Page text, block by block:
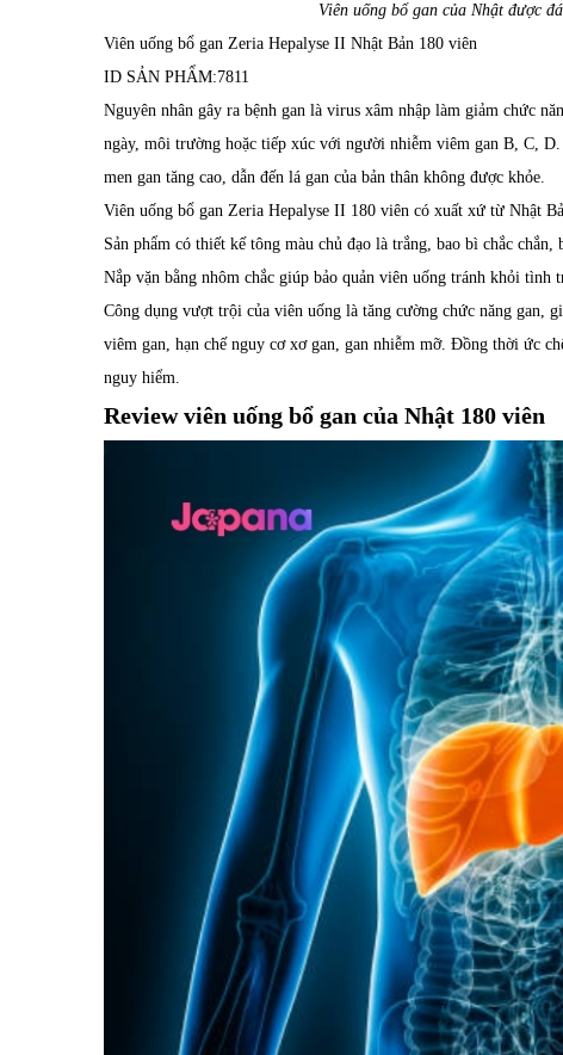
Viên uống bổ gan của Nhật được
Viên uống bổ gan Zeria Hepalyse II Nhật Bản 180 viên
ID SẢN PHẨM:7811
Nguyên nhân gây ra bệnh gan là virus xâm nhập làm giảm chức
ngày, môi trường hoặc tiếp xúc với người nhiễm viêm gan B, C,
men gan tăng cao, dẫn đến lá gan của bản thân không được khỏe.
Viên uống bổ gan Zeria Hepalyse II 180 viên có xuất xứ từ Nhật
Sản phẩm có thiết kế tông màu chủ đạo là trắng, bao bì chắc
Nắp vặn bằng nhôm chắc giúp bảo quản viên uống tránh khỏi tình
Công dụng vượt trội của viên uống là tăng cường chức năng gan,
viêm gan, hạn chế nguy cơ xơ gan, gan nhiễm mỡ. Đồng thời ức
nguy hiểm.
Review viên uống bổ gan của Nhật 180 viên